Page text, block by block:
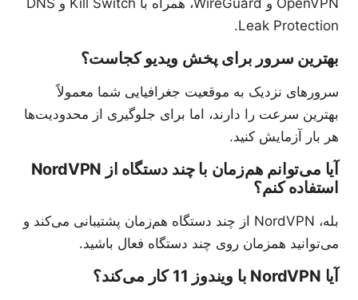
OpenVPN و WireGuard، همراه با Kill Switch و DNS
Leak Protection.
بهترین سرور برای پخش ویدیو کجاست؟
سرورهای نزدیک به موقعیت جغرافیایی شما معمولاً
بهترین سرعت را دارند، اما برای جلوگیری از محدودیت‌ها
هر بار آزمایش کنید.
آیا می‌توانم هم‌زمان با چند دستگاه از NordVPN
استفاده کنم؟
بله، NordVPN از چند دستگاه هم‌زمان پشتیبانی می‌کند و
می‌توانید همزمان روی چند دستگاه فعال باشید.
آیا NordVPN با ویندوز 11 کار می‌کند؟